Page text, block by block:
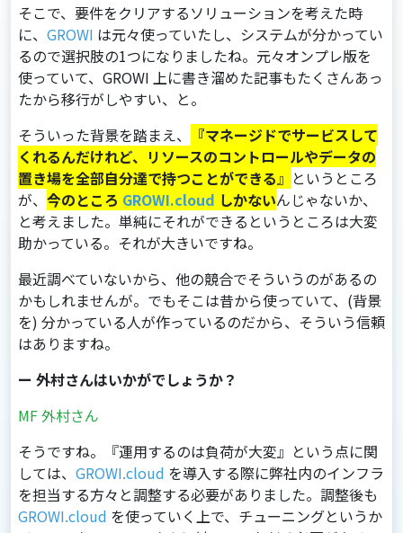
そこで、要件をクリアするソリューションを考えた時
に、 GROWI は元々使っていたし、システムが分かってい
るので選択肢の1つになりましたね。元々オンプレ版を
使っていて、GROWI 上に書き溜めた記事もたくさんあっ
たから移行がしやすい、と。
そういった背景を踏まえ、
『マネージドでサービスして
くれるんだけれど、リソースのコントロールやデータの
置き場を全部自分達で持つことができる』 というところ
が、 今のところ GROWI.cloud しかないんじゃないか、
と考えました。単純にそれができるというところは大変
助かっている。それが大きいですね。
最近調べていないから、他の競合でそういうのがあるの
かもしれませんが。でもそこは昔から使っていて、(背景
を) 分かっている人が作っているのだから、そういう信頼
はありますね。
ー 外村さんはいかがでしょうか？
MF 外村さん
そうですね。『運用するのは負荷が大変』という点に関
しては、 GROWI.cloud を導入する際に弊社内のインフラ
を担当する方々と調整する必要がありました。調整後も
GROWI.cloud を使っていく上で、チューニングというか